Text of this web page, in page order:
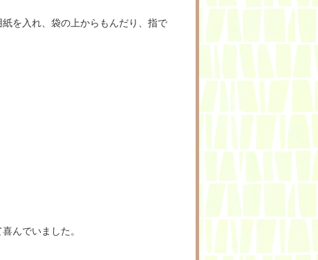
を入れ、袋の上からもんだり、指で
んでいました。